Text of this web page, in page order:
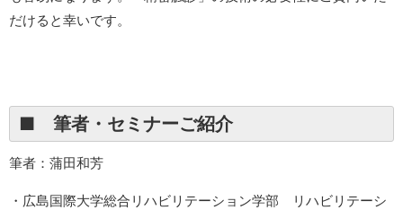
だけると幸いです。
■ 筆者・セミナーご紹介
筆者：蒲田和芳
・広島国際大学総合リハビリテーション学部 リハビリテーシ